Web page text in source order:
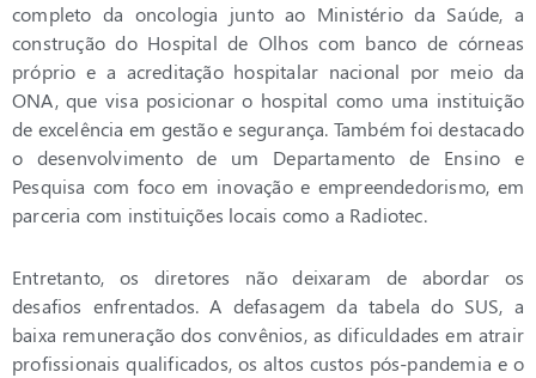
completo da oncologia junto ao Ministério da Saúde, a
construção do Hospital de Olhos com banco de córneas
próprio e a acreditação hospitalar nacional por meio da
ONA, que visa posicionar o hospital como uma instituição
de excelência em gestão e segurança. Também foi destacado
o desenvolvimento de um Departamento de Ensino e
Pesquisa com foco em inovação e empreendedorismo, em
parceria com instituições locais como a Radiotec.
Entretanto, os diretores não deixaram de abordar os
desafios enfrentados. A defasagem da tabela do SUS, a
baixa remuneração dos convênios, as dificuldades em atrair
profissionais qualificados, os altos custos pós-pandemia e o